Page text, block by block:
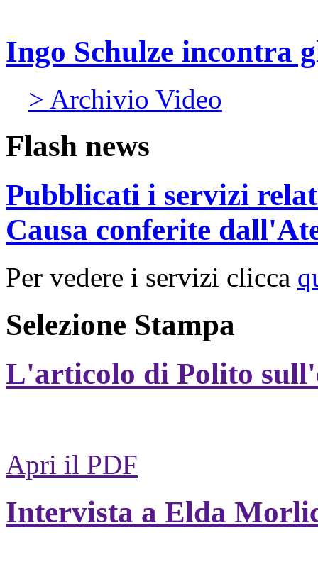
Ingo Schulze incontra
> Archivio Video
Flash news
Pubblicati i servizi
Causa conferite
Per vedere i servizi clicca
Selezione Stampa
L'articolo di Polito
Apri il PDF
Intervista a Elda